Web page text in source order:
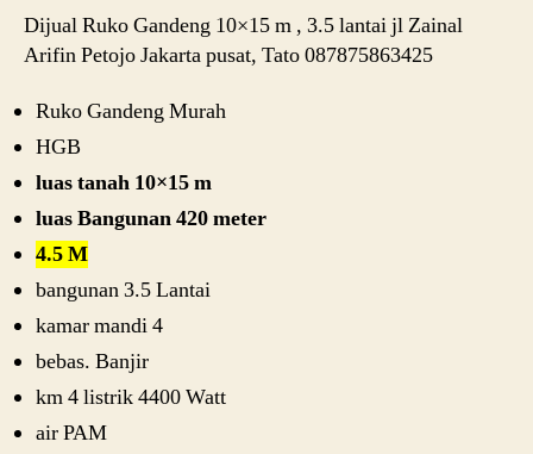
Dijual Ruko Gandeng 10×15 m , 3.5 lantai jl Zainal
Arifin Petojo Jakarta pusat, Tato 087875863425
Ruko Gandeng Murah
HGB
luas tanah 10×15 m
luas Bangunan 420 meter
4.5 M
bangunan 3.5 Lantai
kamar mandi 4
bebas. Banjir
km 4 listrik 4400 Watt
air PAM